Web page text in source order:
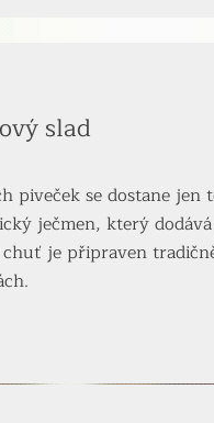
slad
piveček se dostane jen
ječmen, který
chuť je připraven